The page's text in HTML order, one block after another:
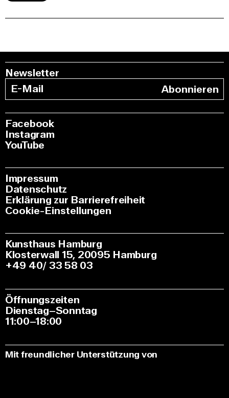
Newsletter
Abonnieren
Facebook
Instagram
YouTube
Impressum
Datenschutz
Erklärung zur Barrierefreiheit
Cookie-Einstellungen
Kunsthaus Hamburg
Klosterwall 15, 20095 Hamburg
+49 40/ 33 58 03
Öffnungszeiten
Dienstag–Sonntag
11:00–18:00
Mit freundlicher Unterstützung von